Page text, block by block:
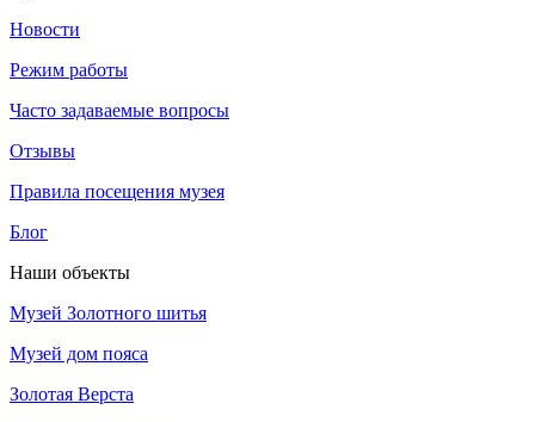
Новости
Режим работы
Часто задаваемые вопросы
Отзывы
Правила посещения музея
Блог
Наши объекты
Музей Золотного шитья
Музей дом пояса
Золотая Верста